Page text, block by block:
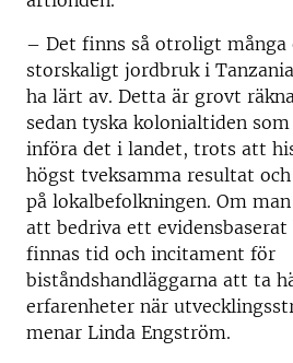
– Det finns så otroligt många
storskaligt jordbruk i
ha lärt av. Detta är grovt
sedan tyska kolonialtiden
införa det i landet, trots att
högst tveksamma resultat
på lokalbefolkningen. Om
att bedriva ett
finnas tid och incitament för
biståndshandläggarna att ta
erfarenheter när
menar Linda Engström.